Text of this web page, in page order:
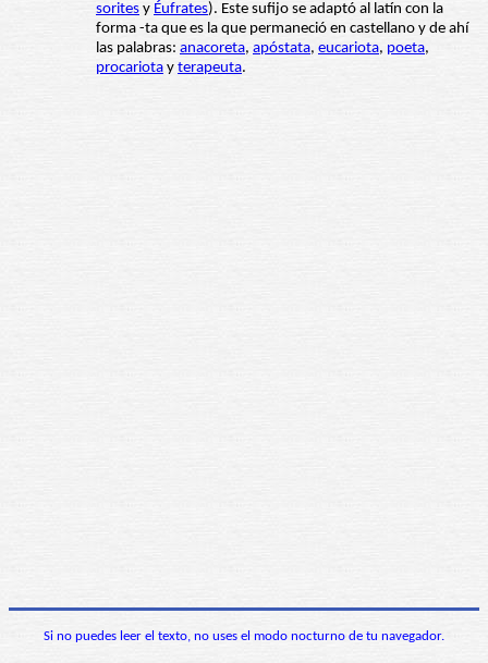
sorites y Éufrates). Este sufijo se adaptó al latín con la
forma -ta que es la que permaneció en castellano y de ahí
las palabras: anacoreta, apóstata, eucariota, poeta,
procariota y terapeuta.
Si no puedes leer el texto, no uses el modo nocturno de tu navegador.